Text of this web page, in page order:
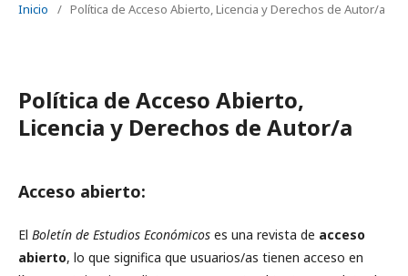
Inicio / Política de Acceso Abierto, Licencia y Derechos de Autor/a
Política de Acceso Abierto,
Licencia y Derechos de Autor/a
Acceso abierto:
El Boletín de Estudios Económicos es una revista de acceso
abierto, lo que significa que usuarios/as tienen acceso en